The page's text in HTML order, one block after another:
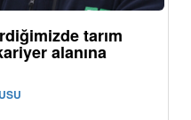
tarım
alanına